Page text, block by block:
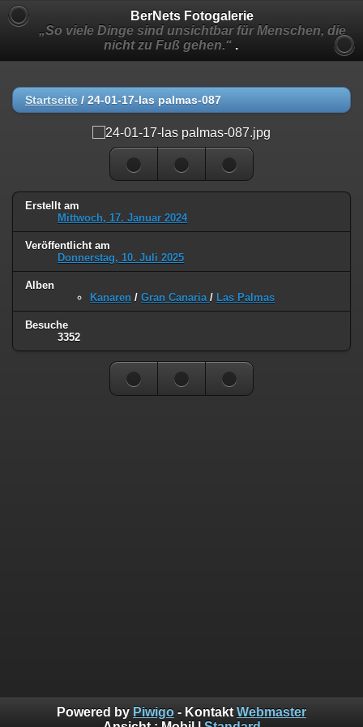
BerNets Fotogalerie
„So viele Dinge sind unsichtbar für Menschen, die
nicht zu Fuß gehen.“ .
Startseite / 24-01-17-las palmas-087
Erstellt am
Mittwoch, 17. Januar 2024
Veröffentlicht am
Donnerstag, 10. Juli 2025
Alben
Kanaren / Gran Canaria / Las Palmas
Besuche
3352
Powered by Piwigo - Kontakt Webmaster